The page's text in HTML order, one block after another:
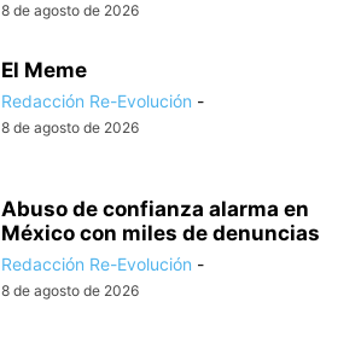
8 de agosto de 2026
El Meme
Redacción Re-Evolución -
8 de agosto de 2026
Abuso de confianza alarma en
México con miles de denuncias
Redacción Re-Evolución -
8 de agosto de 2026